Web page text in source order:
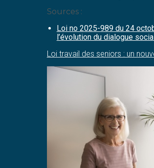
Sources :
Loi no 2025-989 du 24
l’évolution du dialogue
Loi travail des seniors : un